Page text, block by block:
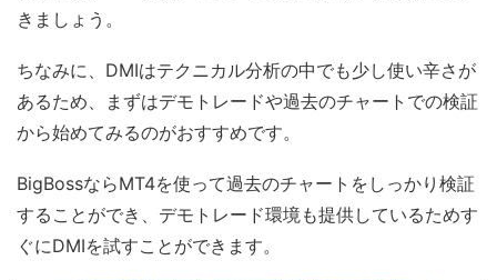
きましょう。
ちなみに、DMIはテクニカル分析の中でも少し使い辛さが
あるため、まずはデモトレードや過去のチャートでの検証
から始めてみるのがおすすめです。
BigBossならMT4を使って過去のチャートをしっかり検証
することができ、デモトレード環境も提供しているためす
ぐにDMIを試すことができます。